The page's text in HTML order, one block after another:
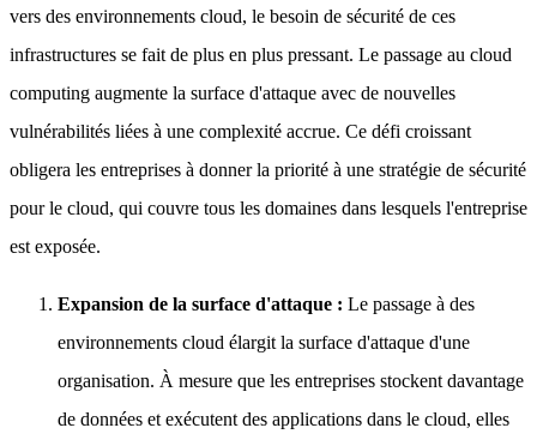
vers des environnements cloud, le besoin de sécurité de ces
infrastructures se fait de plus en plus pressant. Le passage au cloud
computing augmente la surface d'attaque avec de nouvelles
vulnérabilités liées à une complexité accrue. Ce défi croissant
obligera les entreprises à donner la priorité à une stratégie de sécurité
pour le cloud, qui couvre tous les domaines dans lesquels l'entreprise
est exposée.
Expansion de la surface d'attaque : Le passage à des
environnements cloud élargit la surface d'attaque d'une
organisation. À mesure que les entreprises stockent davantage
de données et exécutent des applications dans le cloud, elles